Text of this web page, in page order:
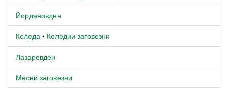
Йордановден
Коледа • Коледни заговезни
Лазаровден
Месни заговезни